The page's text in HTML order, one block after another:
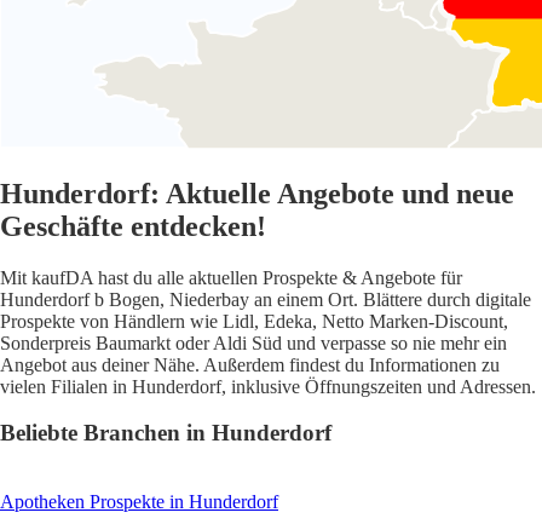
Hunderdorf: Aktuelle Angebote und neue
Geschäfte entdecken!
Mit kaufDA hast du alle aktuellen Prospekte & Angebote für
Hunderdorf b Bogen, Niederbay an einem Ort. Blättere durch digitale
Prospekte von Händlern wie Lidl, Edeka, Netto Marken-Discount,
Sonderpreis Baumarkt oder Aldi Süd und verpasse so nie mehr ein
Angebot aus deiner Nähe. Außerdem findest du Informationen zu
vielen Filialen in Hunderdorf, inklusive Öffnungszeiten und Adressen.
Beliebte Branchen in Hunderdorf
Apotheken Prospekte in Hunderdorf